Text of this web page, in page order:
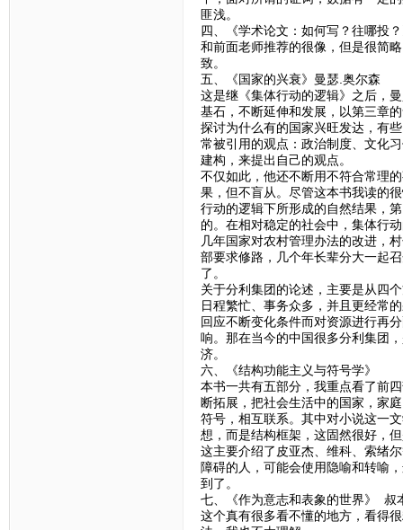
匪浅。
四、《学术论文：如何写？往哪投
和前面老师推荐的很像，但是很简
致。
五、《国家的兴衰》曼瑟.奥尔森
这是继《集体行动的逻辑》之后，
基石，不断延伸和发展，以第三章
探讨为什么有的国家兴旺发达，有
常被引用的观点：政治制度、文化
建构，来提出自己的观点。
不仅如此，他还不断用不符合常理
果，但不盲从。尽管这本书我读的
行动的逻辑下所形成的自然结果，
的。在相对稳定的社会中，集体行
几年国家对农村管理办法的改进，
部要求修路，几个年长辈分大一起
了。
关于分利集团的论述，主要是从四
日程繁忙、事务众多，并且更经常
回应不断变化条件而对资源进行再
响。那在当今的中国很多分利集团
济。
六、《结构功能主义与符号学》
本书一共有五部分，我重点看了前
断拓展，把社会生活中的国家，家
符号，相互联系。其中对小说这一
想，而是结构框架，这固然很好，
这主要介绍了皮亚杰、维科、索绪
障碍的人，可能会使用隐喻和转喻
到了。
七、《作为意志和表象的世界》 叔
这个真有很多看不懂的地方，看得